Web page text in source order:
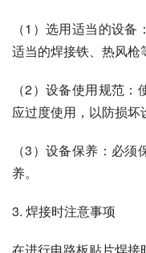
（1）选用适当的设
适当的焊接铁、热风枪
（2）设备使用规范
应过度使用，以防损坏
（3）设备保养：必
养。
3. 焊接时注意事项
在进行电路板贴片焊接